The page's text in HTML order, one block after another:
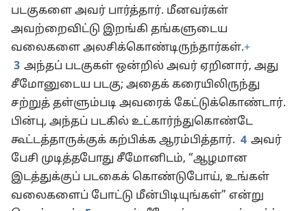
படகுகளை அவர் பார்த்தார். மீனவர்கள்
அவற்றைவிட்டு இறங்கி தங்களுடைய
வலைகளை அலசிக்கொண்டிருந்தார்கள்.+
3 அந்தப் படகுகள் ஒன்றில் அவர் ஏறினார், அது
சீமோனுடைய படகு; அதைக் கரையிலிருந்து
சற்றுத் தள்ளும்படி அவரைக் கேட்டுக்கொண்டார்.
பின்பு, அந்தப் படகில் உட்கார்ந்துகொண்டே
கூட்டத்தாருக்குக் கற்பிக்க ஆரம்பித்தார். 4 அவர்
பேசி முடித்தபோது சீமோனிடம், “ஆழமான
இடத்துக்குப் படகைக் கொண்டுபோய், உங்கள்
வலைகளைப் போட்டு மீன்பிடியுங்கள்” என்று